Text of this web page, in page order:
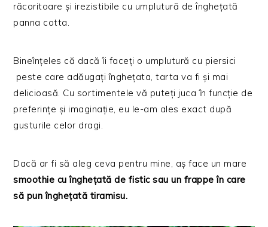
răcoritoare și irezistibile cu umplutură de înghețată
panna cotta.
Bineînțeles că dacă îi faceți o umplutură cu piersici
peste care adăugați înghețata, tarta va fi și mai
delicioasă. Cu sortimentele vă puteți juca în funcție de
preferințe și imaginație, eu le-am ales exact după
gusturile celor dragi.
Dacă ar fi să aleg ceva pentru mine, aș face un mare
smoothie cu înghețată de fistic sau un frappe în care
să pun înghețată tiramisu.